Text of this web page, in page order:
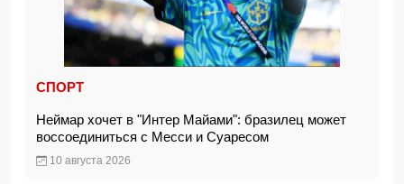
СПОРТ
Неймар хочет в "Интер Майами": бразилец может
воссоединиться с Месси и Суаресом
10 августа 2026